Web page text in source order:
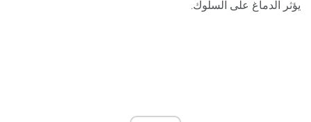
يؤثر الدماغ على السلوك.